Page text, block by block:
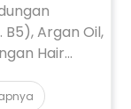
Argan Oil,
Hair...